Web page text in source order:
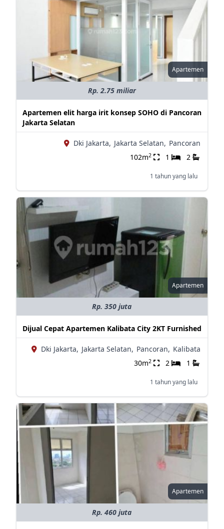
Apartemen
Rp. 2.75 miliar
Apartemen elit harga irit konsep SOHO di Pancoran
Jakarta Selatan
Dki Jakarta, Jakarta Selatan, Pancoran
102m2 1 2
1 tahun yang lalu
Apartemen
Rp. 350 juta
Dijual Cepat Apartemen Kalibata City 2KT Furnished
Dki Jakarta, Jakarta Selatan, Pancoran, Kalibata
30m2 2 1
1 tahun yang lalu
Apartemen
Rp. 460 juta